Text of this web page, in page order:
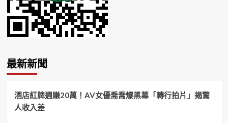
最新新聞
酒店紅牌週賺20萬！AV女優喬喬爆黑幕「轉行拍片」揭驚
人收入差